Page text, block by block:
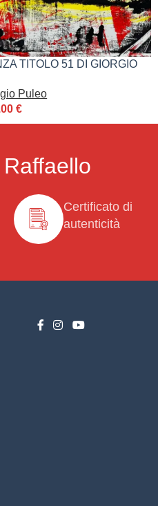
TITOLO 51 DI GIORGIO
Puleo
€
Certificato di
autenticità